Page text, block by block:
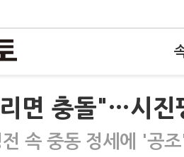
면 충돌"…시진
속 중동 정세에 '공